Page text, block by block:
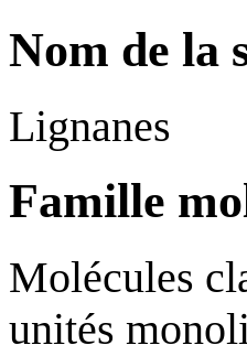
Nom de la
Lignanes
Famille
Molécules
unités